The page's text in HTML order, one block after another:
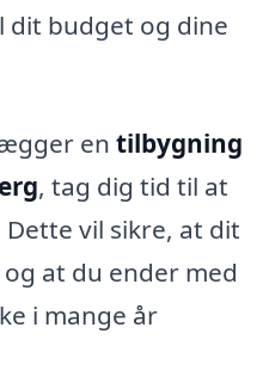
dit budget og dine
en tilbygning
, tag dig tid til at
vil sikre, at dit
at du ender med
i mange år